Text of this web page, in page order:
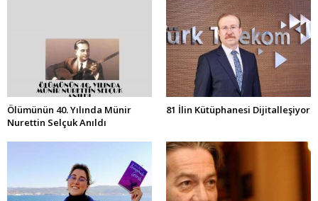
Ölümünün 40. Yılında Münir
Nurettin Selçuk Anıldı
81 İlin Kütüphanesi Dijitalleşiyor